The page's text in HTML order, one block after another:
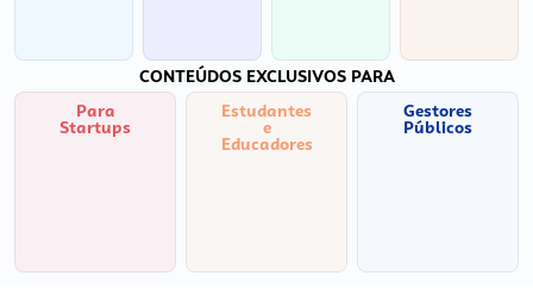
CONTEÚDOS EXCLUSIVOS PARA
Para
Startups
Estudantes
e
Educadores
Gestores
Públicos